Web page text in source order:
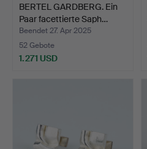
BERTEL GARDBERG. Ein
Paar facettierte Saph…
Beendet 27. Apr 2025
52 Gebote
1.271 USD